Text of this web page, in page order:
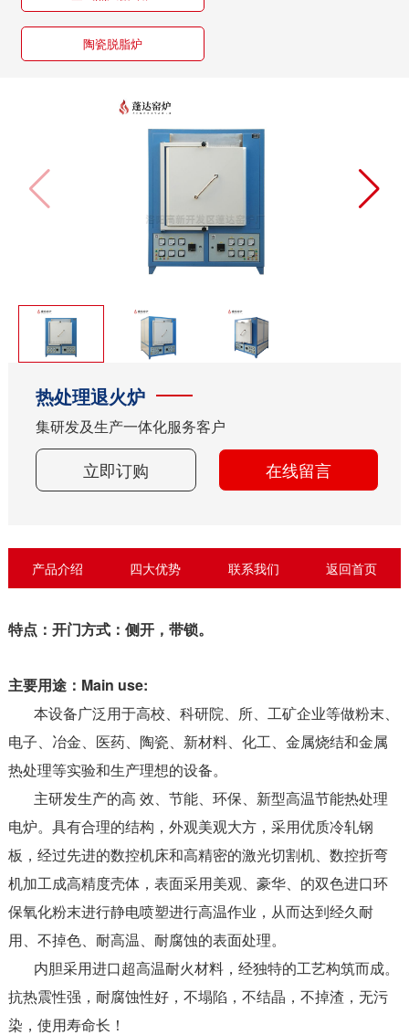
箱式烧结炉
陶瓷脱脂炉
热处理退火炉
集研发及生产一体化服务客户
立即订购 在线留言
产品介绍 四大优势 联系我们 返回首页
特点：开门方式：侧开，带锁。
主要用途： Main use:
本设备广泛用于高校、科研院、所、工矿企业等做粉末、
电子、冶金、医药、陶瓷、新材料、化工、金属烧结和金属
热处理等实验和生产理想的设备。
主研发生产的高 效、节能、环保、新型高温节能热处理
电炉。具有合理的结构，外观美观大方，采用优质冷轧钢
板，经过先进的数控机床和高精密的激光切割机、数控折弯
机加工成高精度壳体，表面采用美观、豪华、的双色进口环
保氧化粉末进行静电喷塑进行高温作业，从而达到经久耐
用、不掉色、耐高温、耐腐蚀的表面处理。
内胆采用进口超高温耐火材料，经独特的工艺构筑而成。
抗热震性强，耐腐蚀性好，不塌陷，不结晶，不掉渣，无污
染，使用寿命长！